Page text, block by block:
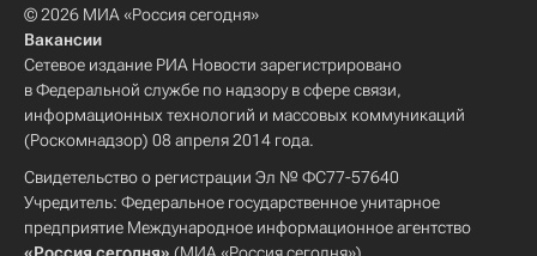
© 2026 МИА «Россия сегодня»
Вакансии
Сетевое издание РИА Новости зарегистрировано
в Федеральной службе по надзору в сфере связи,
информационных технологий и массовых коммуникаций
(Роскомнадзор) 08 апреля 2014 года.
Свидетельство о регистрации Эл № ФС77-57640
Учредитель: Федеральное государственное унитарное
предприятие Международное информационное агентство